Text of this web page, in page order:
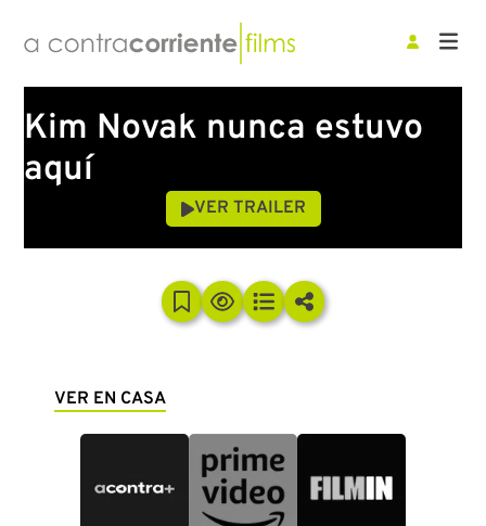
Kim Novak nunca estuvo
aquí
VER TRAILER
VER EN CASA